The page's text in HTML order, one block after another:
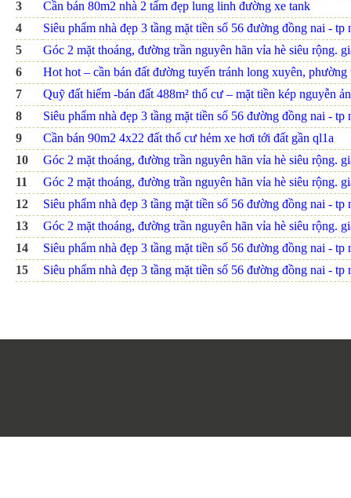
3
Cần bán 80m2 nhà 2 tấm đẹp lung linh đường xe tank
4
Siêu phẩm nhà đẹp 3 tầng mặt tiền số 56 đường đồng nai - tp
5
Góc 2 mặt thoáng, đường trần nguyên hãn vỉa hè siêu rộng.
6
Hot hot – cần bán đất đường tuyến tránh long xuyên, phường
7
Quỹ đất hiếm -bán đất 488m² thổ cư – mặt tiền kép nguyễn
8
Siêu phẩm nhà đẹp 3 tầng mặt tiền số 56 đường đồng nai - tp
9
Cần bán 90m2 4x22 đất thổ cư hẻm xe hơi tới đất gần ql1a
10
Góc 2 mặt thoáng, đường trần nguyên hãn vỉa hè siêu rộng.
11
Góc 2 mặt thoáng, đường trần nguyên hãn vỉa hè siêu rộng.
12
Siêu phẩm nhà đẹp 3 tầng mặt tiền số 56 đường đồng nai - tp
13
Góc 2 mặt thoáng, đường trần nguyên hãn vỉa hè siêu rộng.
14
Siêu phẩm nhà đẹp 3 tầng mặt tiền số 56 đường đồng nai - tp
15
Siêu phẩm nhà đẹp 3 tầng mặt tiền số 56 đường đồng nai - tp